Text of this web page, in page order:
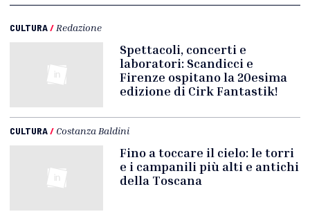
CULTURA/ Redazione
Spettacoli, concerti e
laboratori: Scandicci e
Firenze ospitano la 20esima
edizione di Cirk Fantastik!
CULTURA/ Costanza Baldini
Fino a toccare il cielo: le torri
e i campanili più alti e antichi
della Toscana